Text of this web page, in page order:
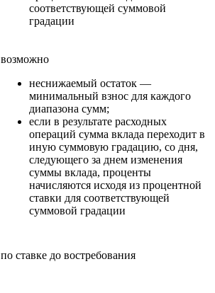
соответствующей суммовой
градации
возможно
неснижаемый остаток —
минимальный взнос для каждого
диапазона сумм;
если в результате расходных
операций сумма вклада переходит в
иную суммовую градацию, со дня,
следующего за днем изменения
суммы вклада, проценты
начисляются исходя из процентной
ставки для соответствующей
суммовой градации
по ставке до востребования